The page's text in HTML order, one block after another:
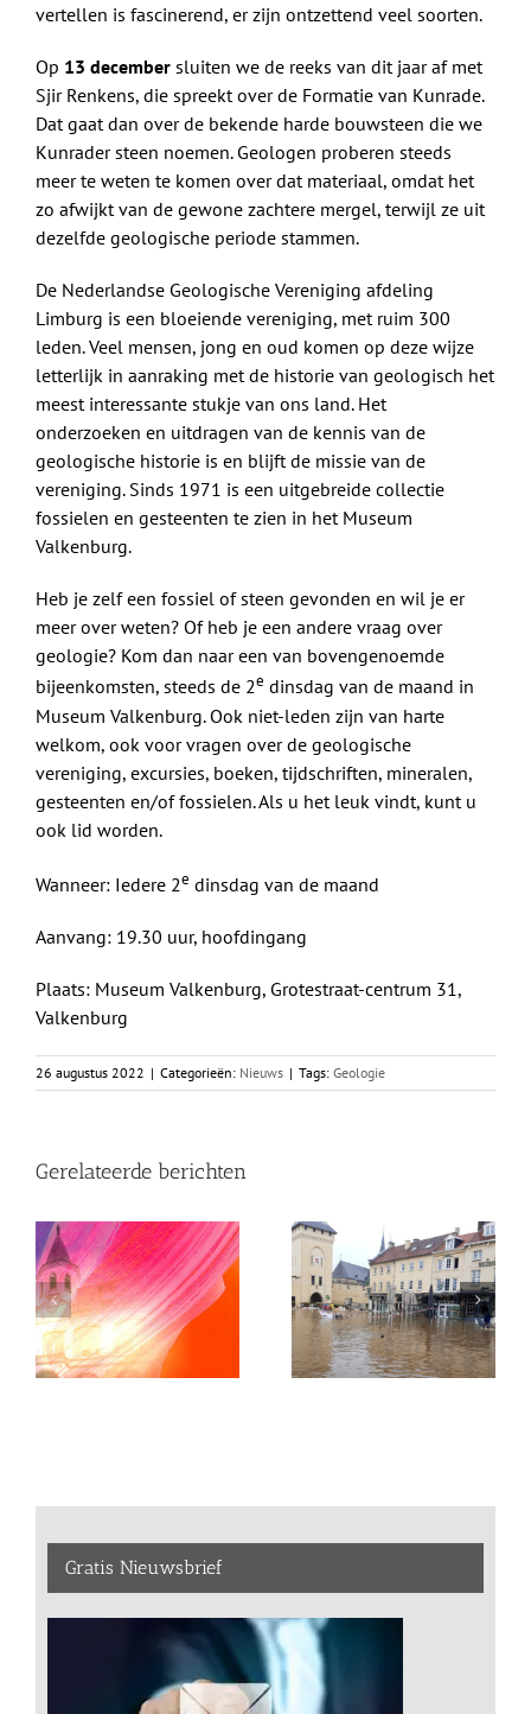
vertellen is fascinerend, er zijn ontzettend veel soorten.
Op 13 december sluiten we de reeks van dit jaar af met
Sjir Renkens, die spreekt over de Formatie van Kunrade.
Dat gaat dan over de bekende harde bouwsteen die we
Kunrader steen noemen. Geologen proberen steeds
meer te weten te komen over dat materiaal, omdat het
zo afwijkt van de gewone zachtere mergel, terwijl ze uit
dezelfde geologische periode stammen.
De Nederlandse Geologische Vereniging afdeling
Limburg is een bloeiende vereniging, met ruim 300
leden. Veel mensen, jong en oud komen op deze wijze
letterlijk in aanraking met de historie van geologisch het
meest interessante stukje van ons land. Het
onderzoeken en uitdragen van de kennis van de
geologische historie is en blijft de missie van de
vereniging. Sinds 1971 is een uitgebreide collectie
fossielen en gesteenten te zien in het Museum
Valkenburg.
Heb je zelf een fossiel of steen gevonden en wil je er
meer over weten? Of heb je een andere vraag over
geologie? Kom dan naar een van bovengenoemde
bijeenkomsten, steeds de 2e dinsdag van de maand in
Museum Valkenburg. Ook niet-leden zijn van harte
welkom, ook voor vragen over de geologische
vereniging, excursies, boeken, tijdschriften, mineralen,
gesteenten en/of fossielen. Als u het leuk vindt, kunt u
ook lid worden.
Wanneer: Iedere 2e dinsdag van de maand
Aanvang: 19.30 uur, hoofdingang
Plaats: Museum Valkenburg, Grotestraat-centrum 31,
Valkenburg
26 augustus 2022 | Categorieën: Nieuws | Tags: Geologie
Gerelateerde berichten
Gratis Nieuwsbrief